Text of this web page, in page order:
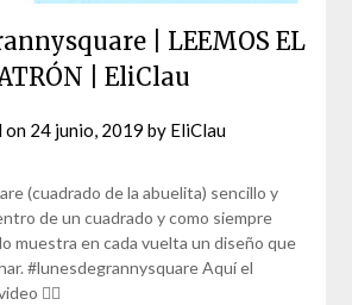
| LEEMOS EL
| EliClau
on 24 junio, 2019 by EliClau
(cuadrado de la abuelita) sencillo y
de un cuadrado y como siempre
muestra en cada vuelta un diseño que
#lunesdegrannysquare Aquí el
👇🏼